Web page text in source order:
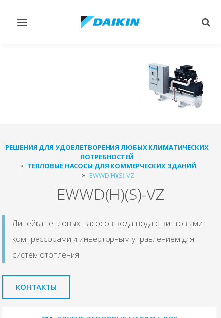
Переключить
РЕШЕНИЯ ДЛЯ УДОВЛЕТВОРЕНИЯ ЛЮБЫХ КЛИМАТИЧЕСКИХ
ПОТРЕБНОСТЕЙ
ТЕПЛОВЫЕ НАСОСЫ ДЛЯ КОММЕРЧЕСКИХ ЗДАНИЙ
EWWD(H)(S)-VZ
EWWD(H)(S)-VZ
Линейка тепловых насосов вода-вода с винтовыми
компрессорами и инверторным управлением для
систем отопления
КОНТАКТЫ